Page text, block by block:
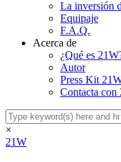
La inversión
Equipaje
F.A.Q.
Acerca de
¿Qué es
Autor
Press Kit
Contacta con
×
21W